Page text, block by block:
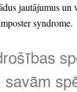
jautājumus un
syndrome.
savām